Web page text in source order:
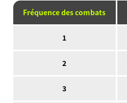
Fréquence des combats
1
2
3